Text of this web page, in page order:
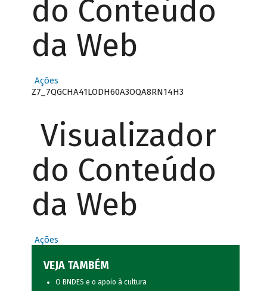
do Conteúdo
da Web
Ações
Z7_7QGCHA41LODH60A3OQA8RN14H3
Visualizador
do Conteúdo
da Web
Ações
VEJA TAMBÉM
O BNDES e o apoio à cultura